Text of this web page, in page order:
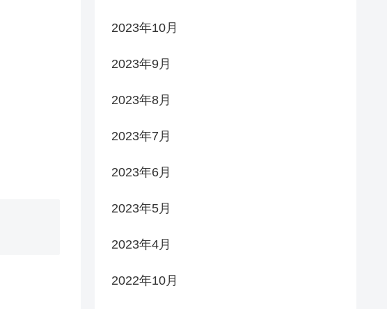
2023年10月
2023年9月
2023年8月
2023年7月
2023年6月
2023年5月
2023年4月
2022年10月